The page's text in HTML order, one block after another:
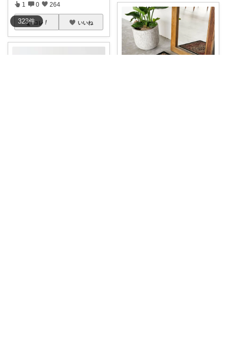
323件
1 0 264
コレ いいね